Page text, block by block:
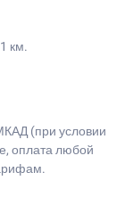
км.
(при условии
оплата любой